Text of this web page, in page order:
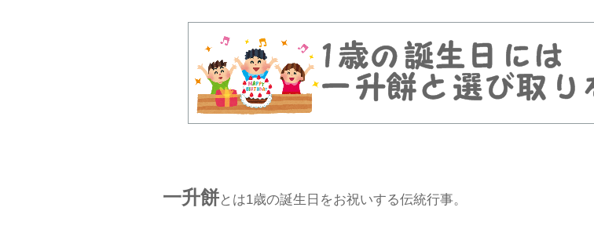
一升餅とは1歳の誕生日をお祝いする伝統行事。